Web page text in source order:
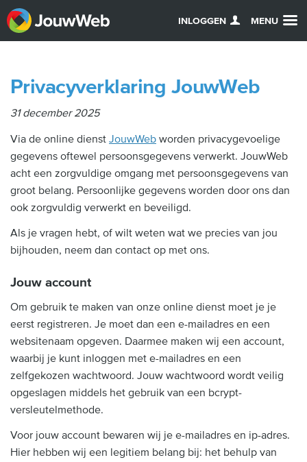
INLOGGEN MENU
Privacyverklaring JouwWeb
31 december 2025
Via de online dienst JouwWeb worden privacygevoelige
gegevens oftewel persoonsgegevens verwerkt. JouwWeb
acht een zorgvuldige omgang met persoonsgegevens van
groot belang. Persoonlijke gegevens worden door ons dan
ook zorgvuldig verwerkt en beveiligd.
Als je vragen hebt, of wilt weten wat we precies van jou
bijhouden, neem dan contact op met ons.
Jouw account
Om gebruik te maken van onze online dienst moet je je
eerst registreren. Je moet dan een e-mailadres en een
websitenaam opgeven. Daarmee maken wij een account,
waarbij je kunt inloggen met e-mailadres en een
zelfgekozen wachtwoord. Jouw wachtwoord wordt veilig
opgeslagen middels het gebruik van een bcrypt-
versleutelmethode.
Voor jouw account bewaren wij je e-mailadres en ip-adres.
Hier hebben wij een legitiem belang bij: het behulp van